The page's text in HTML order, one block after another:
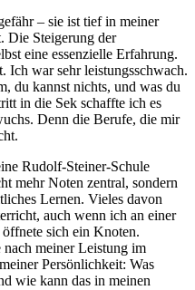
– sie ist tief in meiner
Die Steigerung der
eine essenzielle Erfahrung.
Ich war sehr leistungsschwach.
du kannst nichts, und was du
in die Sek schaffte ich es
Denn die Berufe, die mir
Rudolf-Steiner-Schule
mehr Noten zentral, sondern
Lernen. Vieles davon
auch wenn ich an einer
sich ein Knoten.
meiner Leistung im
Persönlichkeit: Was
wie kann das in meinen